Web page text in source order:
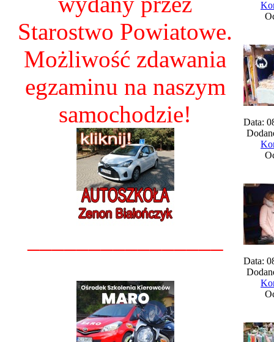
Starostwo Powiatowe.
Możliwość zdawania
egzaminu na naszym
samochodzie!
Data:
Data: